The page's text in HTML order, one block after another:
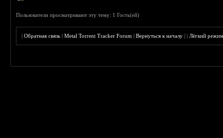
Пользователи просматривают эту тему: 1 Гость(ей)
|Обратная связь |Metal Torrent Tracker Forum |Вернуться к началу ||Лёгкий